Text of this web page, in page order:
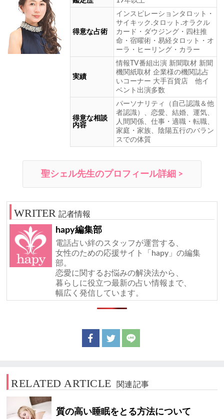
得意な占術
インスピレーションタロット・
サイキック.タロット.オラクル
カード・ダウジング・四柱推
命・宿曜術・易経タロット・オ
ーラ・ヒーリング・カラー
実績
情報TV番組出演 新聞取材 新聞
機関紙取材 企業様の機関誌占
いコーナー 大手百貨店 他イ
ベント出演多数
得意な相談
内容
パーソナリティ（自己認識＆他
者認識）、恋愛、結婚、運気、
人間関係、仕事・適職・転職、
家庭・家族、陰陽五行のバラン
スでの体質
聖シェル先生のプロフィール詳細 >
記者情報
hapy編集部
電話占い絆のスタッフが運営する、
女性のための応援サイト「hapy」の編集
部。
恋愛に関するお悩みの解決法から、
暮らしに役立つ最新の占い情報まで、
幅広く発信しています。
RELATED ARTICLE 関連記事
質の高い睡眠をとる方法について